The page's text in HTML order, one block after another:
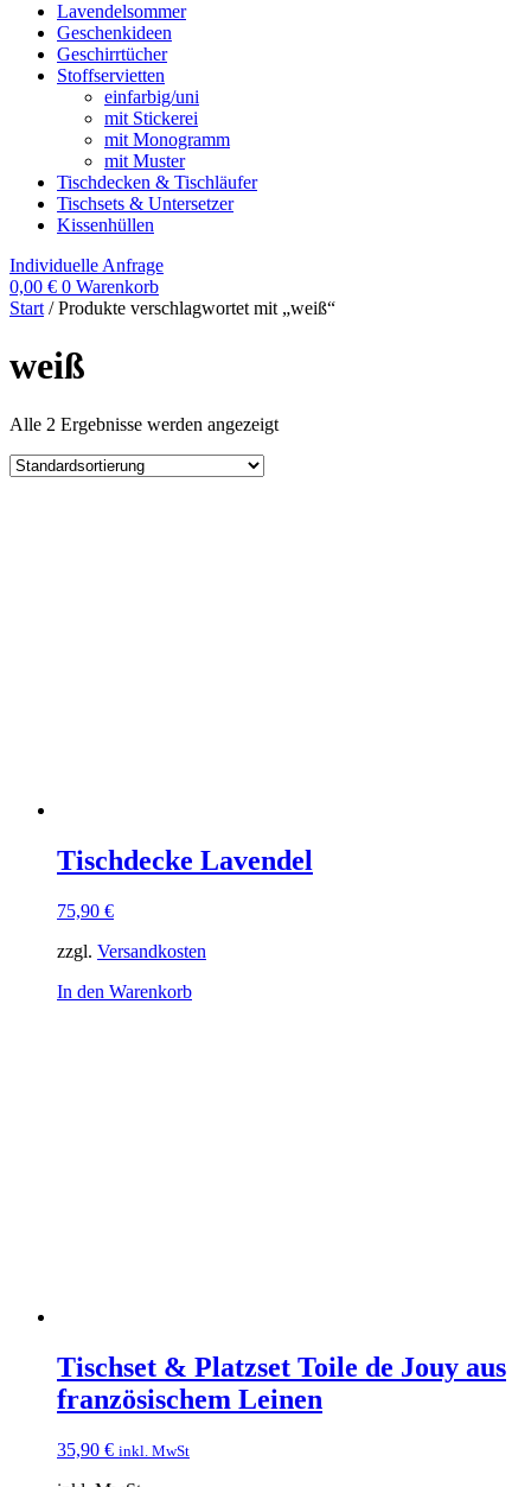
Lavendelsommer
Geschenkideen
Geschirrtücher
Stoffservietten
einfarbig/uni
mit Stickerei
mit Monogramm
mit Muster
Tischdecken & Tischläufer
Tischsets & Untersetzer
Kissenhüllen
Individuelle Anfrage
0,00 € 0 Warenkorb
Start / Produkte verschlagwortet mit „weiß“
weiß
Alle 2 Ergebnisse werden angezeigt
Tischdecke Lavendel
75,90 €
zzgl. Versandkosten
In den Warenkorb
Tischset & Platzset Toile de Jouy aus
französischem Leinen
35,90 € inkl. MwSt